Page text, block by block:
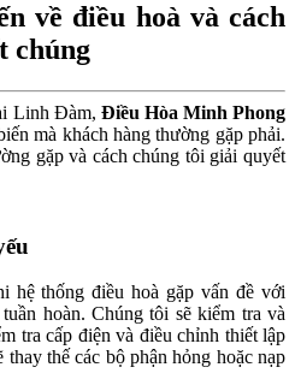
về điều hoà và cách
chúng
Linh Đàm, Điều Hòa Minh Phong
mà khách hàng thường gặp phải.
gặp và cách chúng tôi giải quyết
hệ thống điều hoà gặp vấn đề với
hoàn. Chúng tôi sẽ kiểm tra và
tra cấp điện và điều chỉnh thiết lập
thế các bộ phận hỏng hoặc nạp